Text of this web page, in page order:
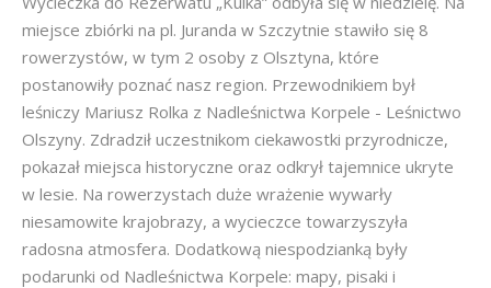
miejsce zbiórki na pl. Juranda w Szczytnie stawiło się 8
rowerzystów, w tym 2 osoby z Olsztyna, które
postanowiły poznać nasz region. Przewodnikiem był
leśniczy Mariusz Rolka z Nadleśnictwa Korpele - Leśnictwo
Olszyny. Zdradził uczestnikom ciekawostki przyrodnicze,
pokazał miejsca historyczne oraz odkrył tajemnice ukryte
w lesie. Na rowerzystach duże wrażenie wywarły
niesamowite krajobrazy, a wycieczce towarzyszyła
radosna atmosfera. Dodatkową niespodzianką były
podarunki od Nadleśnictwa Korpele: mapy, pisaki i